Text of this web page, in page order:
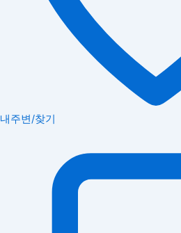
내주변/찾기